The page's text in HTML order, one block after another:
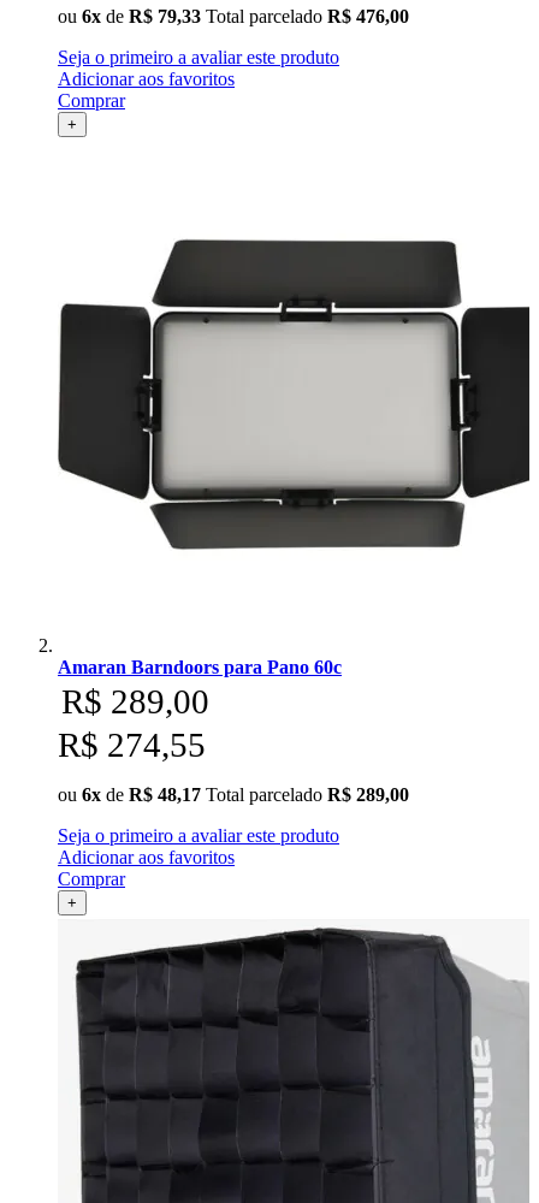
Ulanzi
Utech
Visico
ou 6x de R$ 79,33 Total parcelado R$ 476,00
Seja o primeiro a avaliar este produto
Adicionar aos favoritos
Comprar
+
Amaran Barndoors para Pano 60c
R$ 289,00
R$ 274,55
ou 6x de R$ 48,17 Total parcelado R$ 289,00
Seja o primeiro a avaliar este produto
Adicionar aos favoritos
Comprar
+